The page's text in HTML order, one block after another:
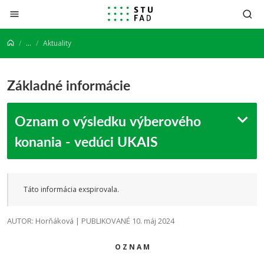
Prejsť na obsah
... Aktuality
Základné informácie
Oznam o výsledku výberového
konania - vedúci UKAIS
Táto informácia exspirovala.
AUTOR: Horňáková | PUBLIKOVANÉ 10. máj 2024
O Z N A M